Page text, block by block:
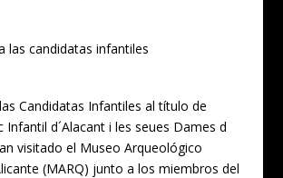
Candidatas Infantiles al título de
Infantil d´Alacant i les seues Dames d
visitado el Museo Arqueológico
(MARQ) junto a los miembros del